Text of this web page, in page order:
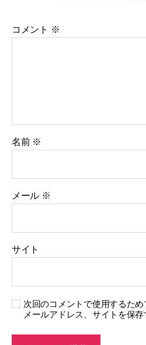
コメント ※
名前 ※
メール ※
サイト
次回のコメントで使用するため
メールアドレス、サイトを保存